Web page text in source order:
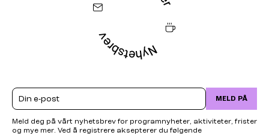
Email MELD PÅ
Meld deg på vårt nyhetsbrev for programnyheter, aktiviteter, frister
og mye mer. Ved å registrere aksepterer du følgende